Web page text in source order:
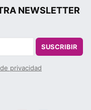
NEWSLETTER
SUSCRIBIR
privacidad